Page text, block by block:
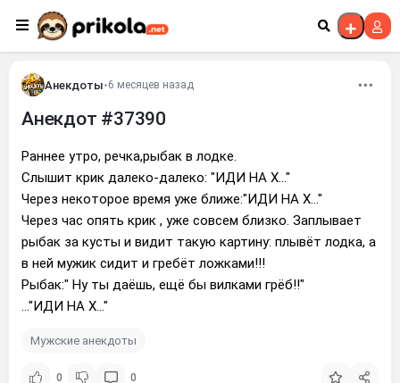
Перейти к контенту
Анекдоты•6 месяцев назад
Анекдот #37390
Раннее утро, речка,рыбак в лодке.
Слышит крик далеко-далеко: "ИДИ НА Х..."
Через некоторое время уже ближе:"ИДИ НА Х..."
Через час опять крик , уже совсем близко. Заплывает
рыбак за кусты и видит такую картину: плывёт лодка, а
в ней мужик сидит и гребёт ложками!!!
Рыбак:" Ну ты даёшь, ещё бы вилками грёб!!"
..."ИДИ НА Х..."
Мужские анекдоты
0 0